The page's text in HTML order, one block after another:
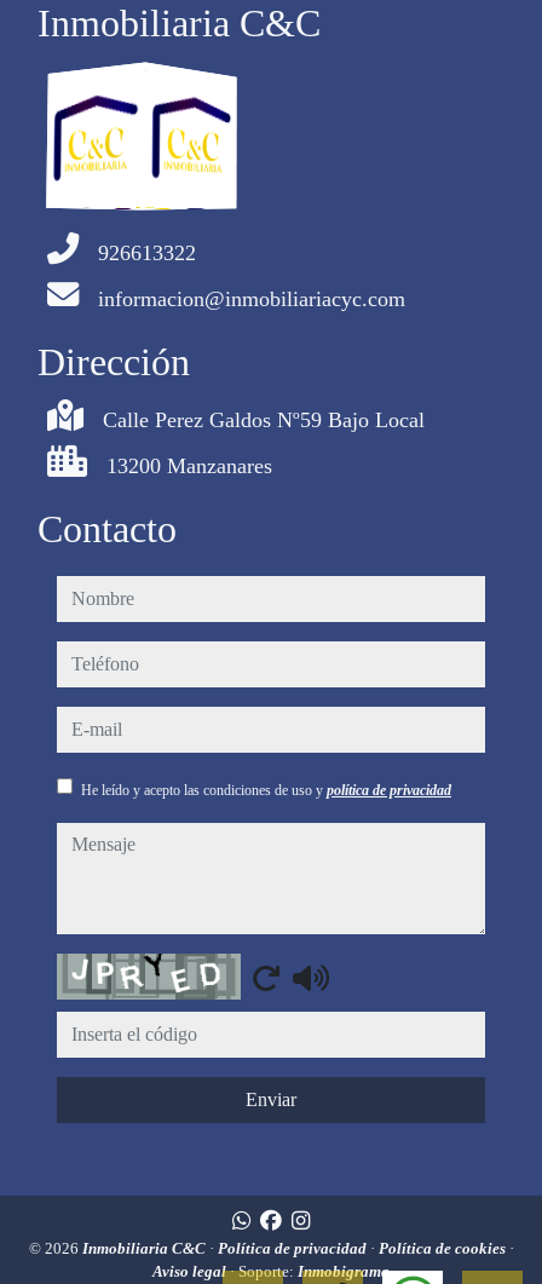
Inmobiliaria C&C
926613322
informacion@inmobiliariacyc.com
Dirección
Calle Perez Galdos Nº59 Bajo Local
13200 Manzanares
Contacto
nombre
teléfono
e-mail
He leído y acepto las condiciones de uso y política de privacidad
mensaje
Captcha
Enviar
© 2026 Inmobiliaria C&C · Política de privacidad · Política de cookies ·
Aviso legal· Soporte: Inmobigrama